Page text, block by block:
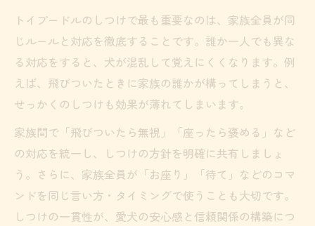
トイプードルのしつけで最も重要なのは、家族全員が同
じルールと対応を徹底することです。誰か一人でも異な
る対応をすると、犬が混乱して覚えにくくなります。例
えば、飛びついたときに家族の誰かが構ってしまうと、
せっかくのしつけも効果が薄れてしまいます。
家族間で「飛びついたら無視」「座ったら褒める」など
の対応を統一し、しつけの方針を明確に共有しましょ
う。さらに、家族全員が「お座り」「待て」などのコマ
ンドを同じ言い方・タイミングで使うことも大切です。
しつけの一貫性が、愛犬の安心感と信頼関係の構築につ